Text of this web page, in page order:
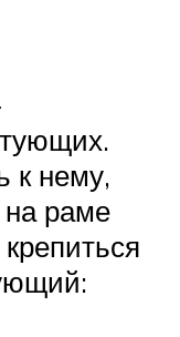
к нему,
на раме